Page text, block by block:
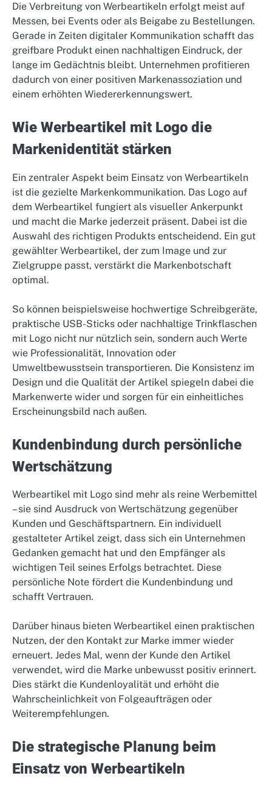
Die Verbreitung von Werbeartikeln erfolgt meist auf
Messen, bei Events oder als Beigabe zu Bestellungen.
Gerade in Zeiten digitaler Kommunikation schafft das
greifbare Produkt einen nachhaltigen Eindruck, der
lange im Gedächtnis bleibt. Unternehmen profitieren
dadurch von einer positiven Markenassoziation und
einem erhöhten Wiedererkennungswert.
Wie Werbeartikel mit Logo die
Markenidentität stärken
Ein zentraler Aspekt beim Einsatz von Werbeartikeln
ist die gezielte Markenkommunikation. Das Logo auf
dem Werbeartikel fungiert als visueller Ankerpunkt
und macht die Marke jederzeit präsent. Dabei ist die
Auswahl des richtigen Produkts entscheidend. Ein gut
gewählter Werbeartikel, der zum Image und zur
Zielgruppe passt, verstärkt die Markenbotschaft
optimal.
So können beispielsweise hochwertige Schreibgeräte,
praktische USB-Sticks oder nachhaltige Trinkflaschen
mit Logo nicht nur nützlich sein, sondern auch Werte
wie Professionalität, Innovation oder
Umweltbewusstsein transportieren. Die Konsistenz im
Design und die Qualität der Artikel spiegeln dabei die
Markenwerte wider und sorgen für ein einheitliches
Erscheinungsbild nach außen.
Kundenbindung durch persönliche
Wertschätzung
Werbeartikel mit Logo sind mehr als reine Werbemittel
– sie sind Ausdruck von Wertschätzung gegenüber
Kunden und Geschäftspartnern. Ein individuell
gestalteter Artikel zeigt, dass sich ein Unternehmen
Gedanken gemacht hat und den Empfänger als
wichtigen Teil seines Erfolgs betrachtet. Diese
persönliche Note fördert die Kundenbindung und
schafft Vertrauen.
Darüber hinaus bieten Werbeartikel einen praktischen
Nutzen, der den Kontakt zur Marke immer wieder
erneuert. Jedes Mal, wenn der Kunde den Artikel
verwendet, wird die Marke unbewusst positiv erinnert.
Dies stärkt die Kundenloyalität und erhöht die
Wahrscheinlichkeit von Folgeaufträgen oder
Weiterempfehlungen.
Die strategische Planung beim
Einsatz von Werbeartikeln